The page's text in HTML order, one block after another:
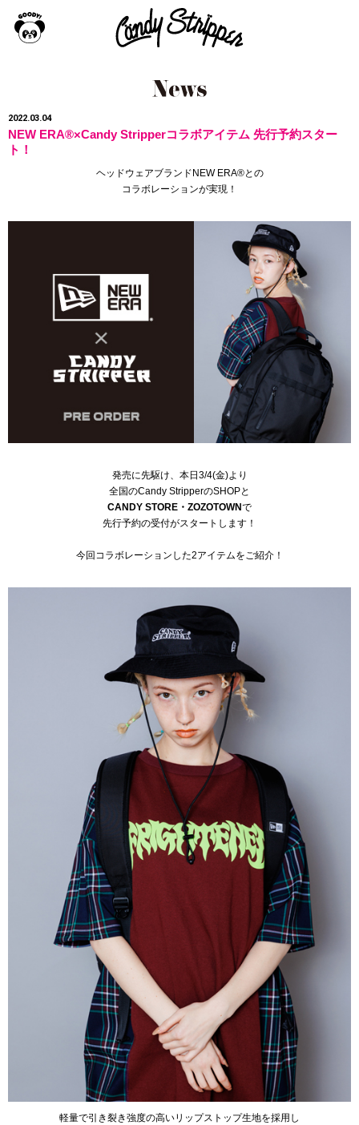
2022.03.04
NEW ERA®︎×Candy Stripperコラボアイテム 先行予約スター
ト！
ヘッドウェアブランドNEW ERA®との
コラボレーションが実現！
発売に先駆け、本日3/4(金)より
全国のCandy StripperのSHOPと
CANDY STORE ・ ZOZOTOWNで
先行予約の受付がスタートします！
今回コラボレーションした2アイテムをご紹介！
軽量で引き裂き強度の高いリップストップ生地を採用し